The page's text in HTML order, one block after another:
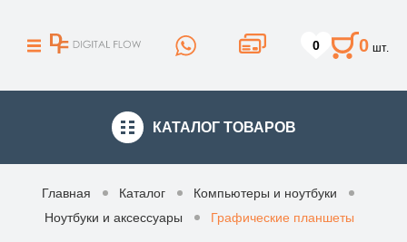
0 0 шт.
КАТАЛОГ ТОВАРОВ
Главная Каталог
Компьютеры и ноутбуки
Ноутбуки и аксессуары
Графические планшеты